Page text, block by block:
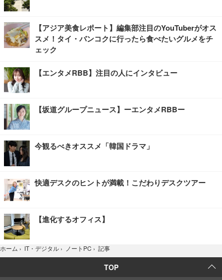
【アジア美食レポート】編集部注目のYouTuberがオス
スメ！タイ・バンコクに行ったら食べたいグルメをチ
ェック
【エンタメRBB】注目の人にインタビュー
【坂道グループニュース】ーエンタメRBBー
今観るべきオススメ「韓国ドラマ」
快適デスクのヒントが満載！こだわりデスクツアー
【進化するオフィス】
ホーム › IT・デジタル › ノートPC › 記事
TOP